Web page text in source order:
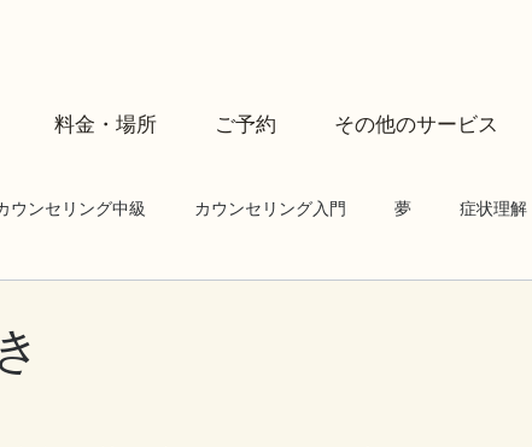
料金・場所 ご予約 その他のサービス
ウンセリング中級 カウンセリング入門 夢 症状理解